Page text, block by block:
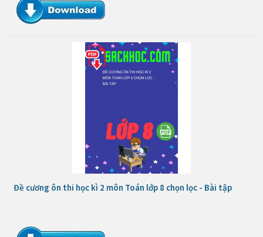
Đề cương ôn thi học kì 2 môn Toán lớp 8 chọn lọc - Bài tập